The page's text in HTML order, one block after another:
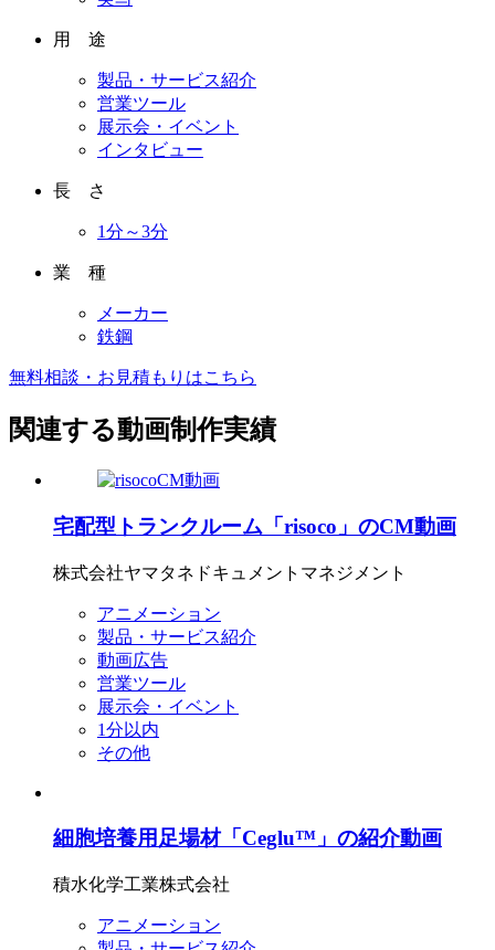
用 途
製品・サービス紹介
営業ツール
展示会・イベント
インタビュー
長 さ
1分～3分
業 種
メーカー
鉄鋼
無料相談・お見積もりはこちら
関連する動画制作実績
宅配型トランクルーム「risoco」のCM動画
株式会社ヤマタネドキュメントマネジメント
アニメーション
製品・サービス紹介
動画広告
営業ツール
展示会・イベント
1分以内
その他
細胞培養用足場材「Ceglu™」の紹介動画
積水化学工業株式会社
アニメーション